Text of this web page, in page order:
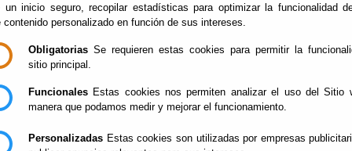
un inicio seguro, recopilar estadísticas para optimizar la funcionalidad
contenido personalizado en función de sus intereses.
Obligatorias Se requieren estas cookies para permitir la
sitio principal.
Funcionales Estas cookies nos permiten analizar el uso del Sitio
manera que podamos medir y mejorar el funcionamiento.
Personalizadas Estas cookies son utilizadas por empresas
Inicio
La Diputación pone a disposición de los
Servicio capaz de atender sus necesidades, tanto
jardinería publica y el arbolado urbano, como
especializada correspondiente.